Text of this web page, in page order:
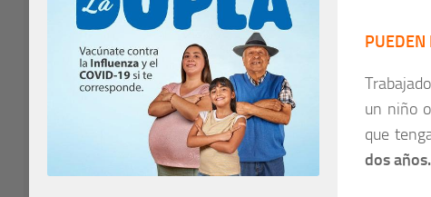
PUEDEN
un niño
que
dos años.